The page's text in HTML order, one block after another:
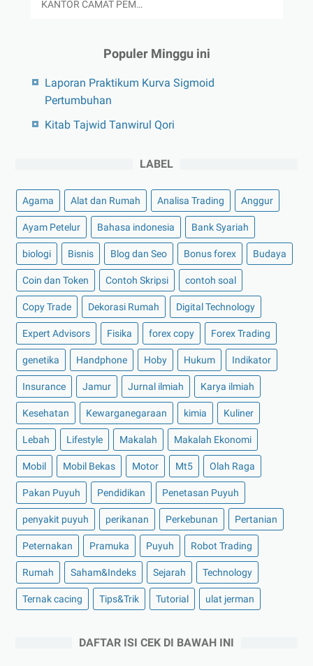
KANTOR CAMAT PEM…
Populer Minggu ini
Laporan Praktikum Kurva Sigmoid
Pertumbuhan
Kitab Tajwid Tanwirul Qori
LABEL
Agama Alat dan Rumah Analisa Trading Anggur
Ayam Petelur Bahasa indonesia Bank Syariah
biologi Bisnis Blog dan Seo Bonus forex Budaya
Coin dan Token Contoh Skripsi contoh soal
Copy Trade Dekorasi Rumah Digital Technology
Expert Advisors Fisika forex copy Forex Trading
genetika Handphone Hoby Hukum Indikator
Insurance Jamur Jurnal ilmiah Karya ilmiah
Kesehatan Kewarganegaraan kimia Kuliner
Lebah Lifestyle Makalah Makalah Ekonomi
Mobil Mobil Bekas Motor Mt5 Olah Raga
Pakan Puyuh Pendidikan Penetasan Puyuh
penyakit puyuh perikanan Perkebunan Pertanian
Peternakan Pramuka Puyuh Robot Trading
Rumah Saham&Indeks Sejarah Technology
Ternak cacing Tips&Trik Tutorial ulat jerman
DAFTAR ISI CEK DI BAWAH INI